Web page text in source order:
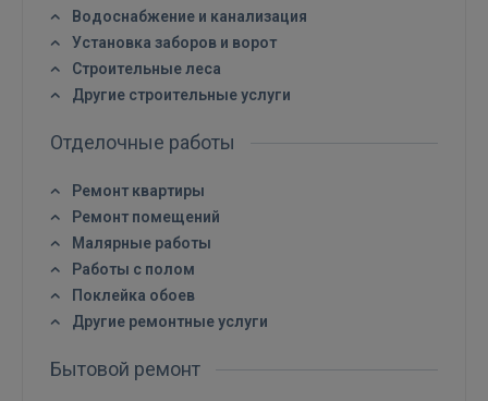
Водоснабжение и канализация
Установка заборов и ворот
Строительные леса
Другие строительные услуги
Отделочные работы
Ремонт квартиры
Ремонт помещений
Малярные работы
Работы с полом
Поклейка обоев
Другие ремонтные услуги
Бытовой ремонт